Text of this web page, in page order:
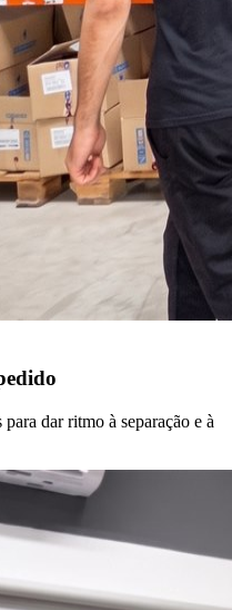
dar ritmo à separação e à